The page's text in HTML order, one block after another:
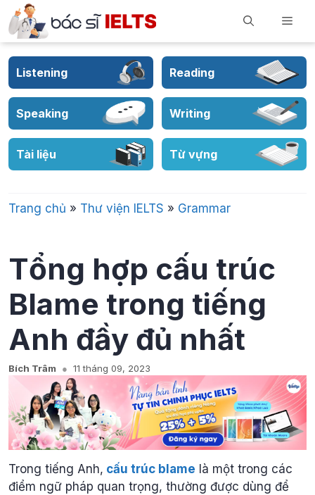
Skip
to
content
Listening Reading
Speaking Writing
Tài liệu Từ vựng
Trang chủ » Thư viện IELTS » Grammar
Tổng hợp cấu trúc
Blame trong tiếng
Anh đầy đủ nhất
Bích Trâm 11 tháng 09, 2023
Trong tiếng Anh, cấu trúc blame là một trong các
điểm ngữ pháp quan trọng, thường được dùng để